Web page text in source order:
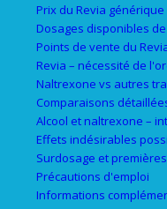
Prix du Revia
Dosages disponibles
Points de vente du
Revia – nécessité de
Naltrexone vs autres
Comparaisons
Alcool et naltrexone –
Effets indésirables
Surdosage et
Précautions d'emploi
Informations